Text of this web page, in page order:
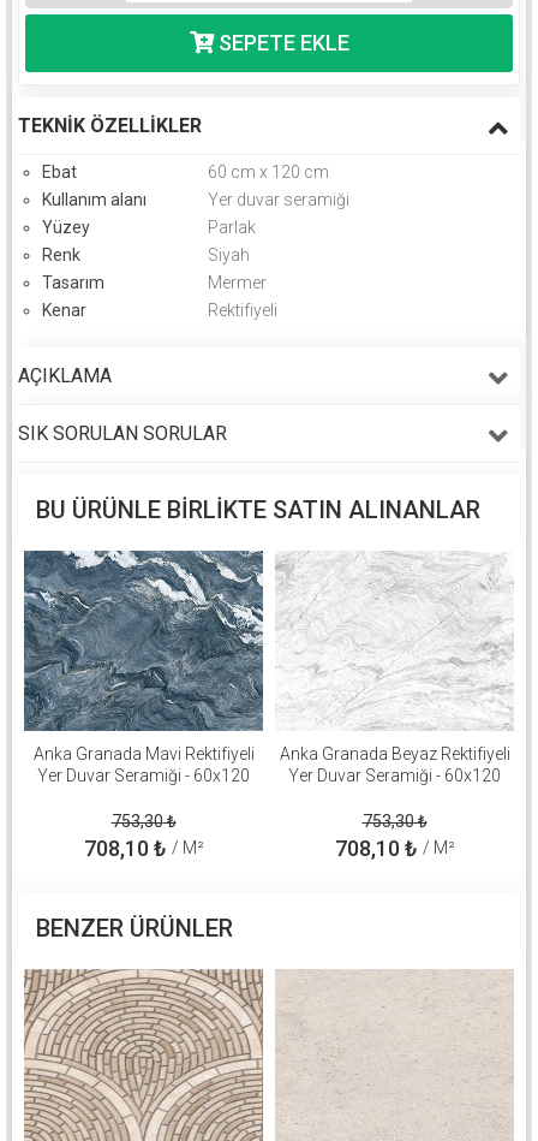
TEKNIK ÖZELLIKLER
Ebat
60 cm x 120 cm
Kullanım alanı
Yer duvar seramiği
Yüzey
Parlak
Renk
Siyah
Tasarım
Mermer
Kenar
Rektifiyeli
AÇIKLAMA
SIK SORULAN SORULAR
BU ÜRÜNLE BIRLIKTE SATIN ALINANLAR
Anka Granada Mavi Rektifiyeli
Yer Duvar Seramiği - 60x120
753,30₺
708,10₺ / M²
Anka Granada Beyaz Rektifiyeli
Yer Duvar Seramiği - 60x120
753,30₺
708,10₺ / M²
BENZER ÜRÜNLER